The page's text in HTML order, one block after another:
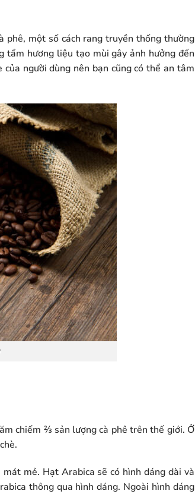
phê, một số cách rang truyền thống thường
tẩm hương liệu tạo mùi gây ảnh hưởng đến
người dùng nên bạn cũng có thể an tâm
chiếm ⅔ sản lượng cà phê trên thế giới. Ở
mẻ. Hạt Arabica sẽ có hình dáng dài và
thông qua hình dáng. Ngoài hình dáng